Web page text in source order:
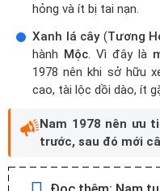
hỏng và ít bị tai nạn.
Xanh lá cây(Tương
hành Mộc. Vì đây là
1978 nên khi sở hữu
cao, tài lộc dồi dào, ít
Nam 1978 nên ưu
trước, sau đó mới